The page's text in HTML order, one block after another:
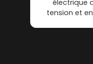
électrique
tension et